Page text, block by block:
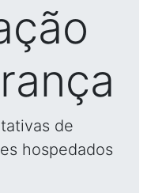
de
hospedados